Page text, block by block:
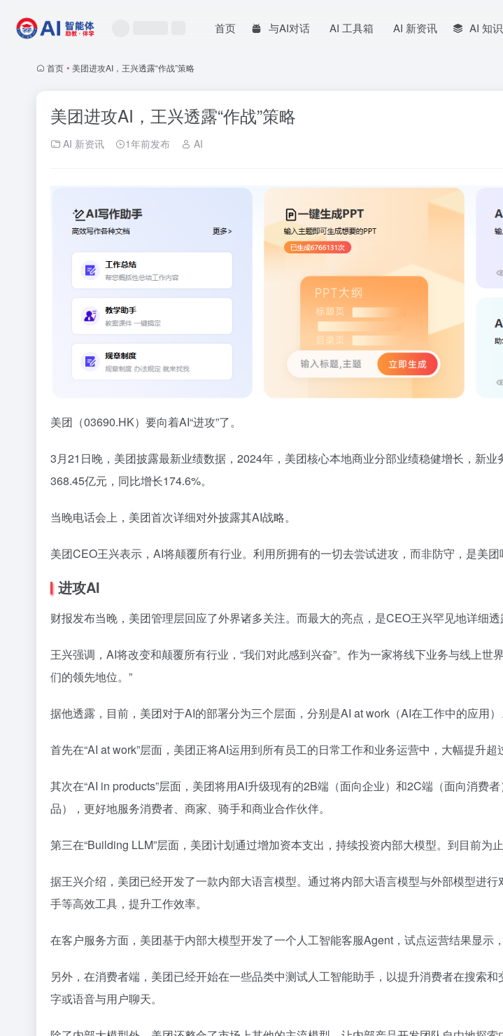
首页 与AI对话 AI 工具箱 AI 新资讯 AI 知
首页 • 美团进攻AI，王兴透露“作战”策略
美团进攻AI，王兴透露“作战”策略
AI 新资讯 1年前发布 AI
美团（03690.HK）要向着AI“进攻”了。
3月21日晚，美团披露最新业绩数据，2024年，美团核心本地商业分部业绩稳健增长，新
368.45亿元，同比增长174.6%。
当晚电话会上，美团首次详细对外披露其AI战略。
美团CEO王兴表示，AI将颠覆所有行业。利用所拥有的一切去尝试进攻，而非防守，是美团
进攻AI
财报发布当晚，美团管理层回应了外界诸多关注。而最大的亮点，是CEO王兴罕见地详细透
王兴强调，AI将改变和颠覆所有行业，“我们对此感到兴奋”。作为一家将线下业务与线上
们的领先地位。”
据他透露，目前，美团对于AI的部署分为三个层面，分别是AI at work（AI在工作中的应用
首先在“AI at work”层面，美团正将AI运用到所有员工的日常工作和业务运营中，大幅提升超
其次在“AI in products”层面，美团将用AI升级现有的2B端（面向企业）和2C端（面向消费
品），更好地服务消费者、商家、骑手和商业合作伙伴。
第三在“Building LLM”层面，美团计划通过增加资本支出，持续投资内部大模型。到目前为
据王兴介绍，美团已经开发了一款内部大语言模型。通过将内部大语言模型与外部模型进
手等高效工具，提升工作效率。
在客户服务方面，美团基于内部大模型开发了一个人工智能客服Agent，试点运营结果显示
另外，在消费者端，美团已经开始在一些品类中测试人工智能助手，以提升消费者在搜索
字或语音与用户聊天。